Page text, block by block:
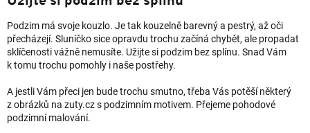
Podzim má svoje kouzlo. Je tak kouzelně barevný a pestrý, až oči
přecházejí. Sluníčko sice opravdu trochu začíná chybět, ale propadat
sklíčenosti vážně nemusíte. Užijte si podzim bez splínu. Snad Vám
k tomu trochu pomohly i naše postřehy.
A jestli Vám přeci jen bude trochu smutno, třeba Vás potěší některý
z obrázků na zuty.cz s podzimním motivem. Přejeme pohodové
podzimní malování.